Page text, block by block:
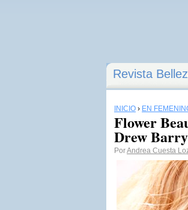
Revista
INICIO › EN
Flower
Drew
PorAndrea Cuesta